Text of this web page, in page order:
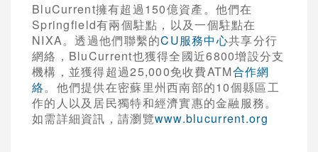
BluCurrent擁有超過150億資產。他們在
Springfield有兩個駐點，以及一個駐點在
NIXA。透過他們聯繫的CU服務中心共享分行
網絡，BluCurrent也獲得全國近6800增設分支
機構，並獲得超過25,000免收費ATM合作網
絡。他們提供在密蘇里州西南部的10個縣區工
作的人以及居民獨特和經濟實惠的金融服務。
如需詳細資訊，請瀏覽www.blucurrent.org